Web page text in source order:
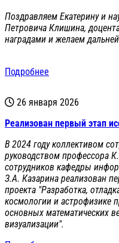
Поздравляем Екатерину и
Петровича Клишина,
наградами и желаем
Подробнее
26 января 2026
Реализован первый этап
В 2024 году коллективом
руководством профессора
сотрудников кафедры
З.А. Казарина реализован
проекта "Разработка,
космологии и астрофизике
основных математических
визуализации".